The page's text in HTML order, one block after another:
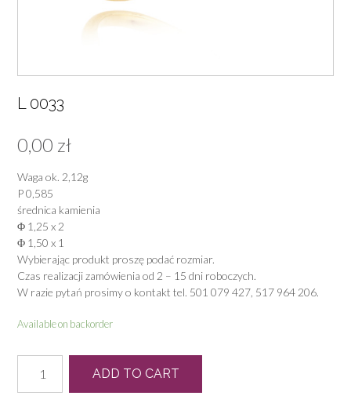
L 0033
0,00 zł
Waga ok. 2,12g
P 0,585
średnica kamienia
Φ 1,25 x 2
Φ 1,50 x 1
Wybierając produkt proszę podać rozmiar.
Czas realizacji zamówienia od 2 – 15 dni roboczych.
W razie pytań prosimy o kontakt tel. 501 079 427, 517 964 206.
Available on backorder
0033
quantity
ADD TO CART